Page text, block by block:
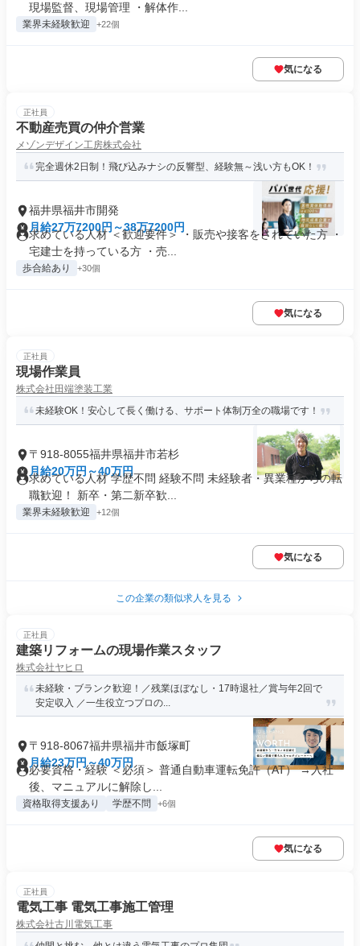
現場監督、現場管理 ・解体作...
業界未経験歓迎 +22個
気になる
正社員
不動産売買の仲介営業
メゾンデザイン工房株式会社
完全週休2日制！飛び込みナシの反響型、経験無～浅い方もOK！
福井県福井市開発
月給27万7200円～38万7200円
求めている人材 ＜歓迎要件＞ ・販売や接客をされていた方 ・
宅建士を持っている方 ・売...
歩合給あり +30個
気になる
正社員
現場作業員
株式会社田端塗装工業
未経験OK！安心して長く働ける、サポート体制万全の職場です！
〒918-8055福井県福井市若杉
月給20万円～40万円
求めている人材 学歴不問 経験不問 未経験者・異業種からの転
職歓迎！ 新卒・第二新卒歓...
業界未経験歓迎 +12個
気になる
この企業の類似求人を見る
正社員
建築リフォームの現場作業スタッフ
株式会社ヤヒロ
未経験・ブランク歓迎！／残業ほぼなし・17時退社／賞与年2回で
安定収入 ／一生役立つプロの...
〒918-8067福井県福井市飯塚町
月給23万円～40万円
必要資格・経験 ＜必須＞ 普通自動車運転免許（AT） →入社
後、マニュアルに解除し...
資格取得支援あり 学歴不問 +6個
気になる
正社員
電気工事 電気工事施工管理
株式会社古川電気工事